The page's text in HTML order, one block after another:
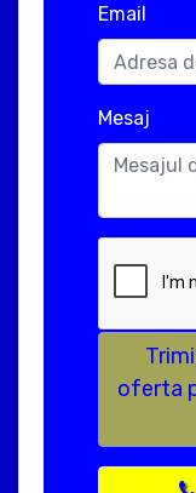
Email
Mesaj
oferta